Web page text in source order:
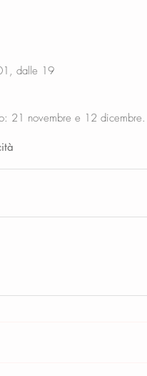
dalle 19
21 novembre e 12 dicembre.